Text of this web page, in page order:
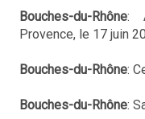
Bouches-du-Rhône:
Provence, le 17 juin
Bouches-du-Rhône:
Bouches-du-Rhône: